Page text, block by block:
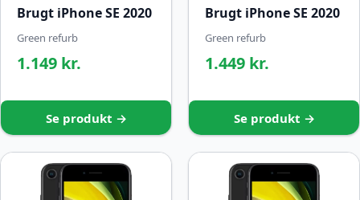
Brugt iPhone SE 2020
Green refurb
1.149 kr.
Se produkt →
Brugt iPhone SE 2020
Green refurb
1.449 kr.
Se produkt →